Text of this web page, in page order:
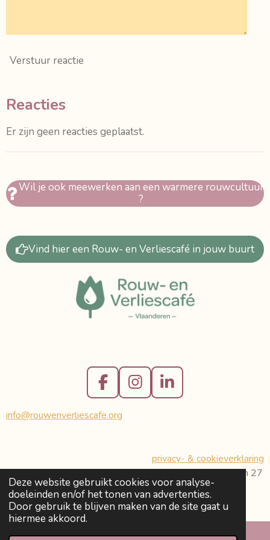
Deze website gebruikt cookies voor analyse-
doeleinden en/of het tonen van advertenties.
Door gebruik te blijven maken van de site gaat u
hiermee akkoord.
Verstuur reactie
Reacties
Er zijn geen reacties geplaatst.
Wil je ook meewerken aan een warmere rouwcultuur
?
Vind hier een Rouw- en Verliescafé in jouw buurt
F
a
c
o
o
k
I
n
g
r
a
m
L
i
d
I
n
info@rouwenverliescafe.org
privacy- & cookieverklaring
© Rouw- en Verliescafé Vlaanderen vzw - Molenberglaan 27
- 9080 Beervelde-Lochristi - ON 0719947559
Powered byJouwWeb